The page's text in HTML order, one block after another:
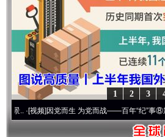
3
2
1
视频]因党而生 为党而战——百年“纪”事⑧加强纪